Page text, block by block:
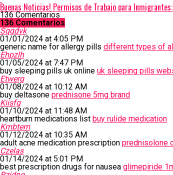
Buenas Noticias! Permisos de Trabajo para Inmigrantes:
136 Comentarios
136 Comentarios
Sqqdvk
01/01/2024 at 4:05 PM
generic name for allergy pills different types of
Ehpzlh
01/05/2024 at 7:47 PM
buy sleeping pills uk online uk sleeping pills
Etwerg
01/08/2024 at 10:12 AM
buy deltasone prednisone 5mg brand
Kiisfg
01/10/2024 at 11:48 AM
heartburn medications list buy rulide medication
Kmbtem
01/12/2024 at 10:35 AM
adult acne medication prescription prednisolone
Czelas
01/14/2024 at 5:01 PM
best prescription drugs for nausea glimepiride